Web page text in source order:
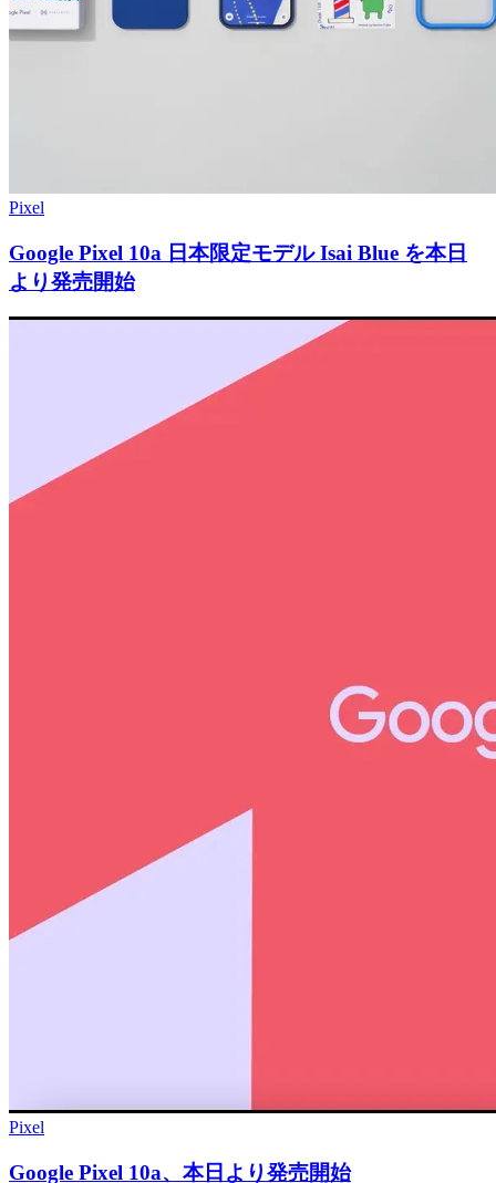
Pixel
Google Pixel 10a 日本限定モデル Isai Blue を本日
より発売開始
Pixel
Google Pixel 10a、本日より発売開始